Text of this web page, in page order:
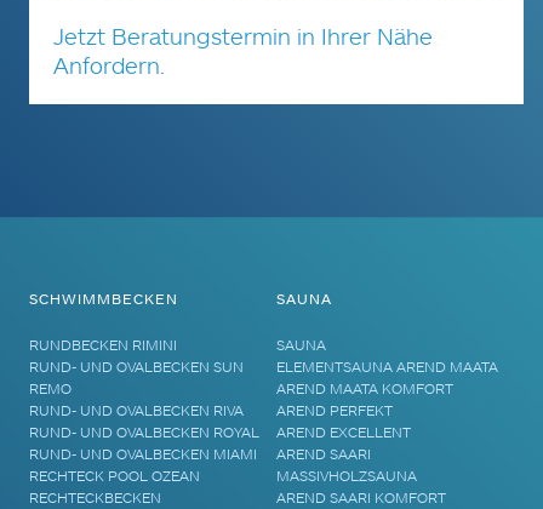
Jetzt Beratungstermin in Ihrer Nähe
Anfordern.
SCHWIMMBECKEN
RUNDBECKEN RIMINI
RUND- UND OVALBECKEN SUN
REMO
RUND- UND OVALBECKEN RIVA
RUND- UND OVALBECKEN ROYAL
RUND- UND OVALBECKEN MIAMI
RECHTECK POOL OZEAN
RECHTECKBECKEN
SAUNA
SAUNA
ELEMENTSAUNA AREND MAATA
AREND MAATA KOMFORT
AREND PERFEKT
AREND EXCELLENT
AREND SAARI
MASSIVHOLZSAUNA
AREND SAARI KOMFORT